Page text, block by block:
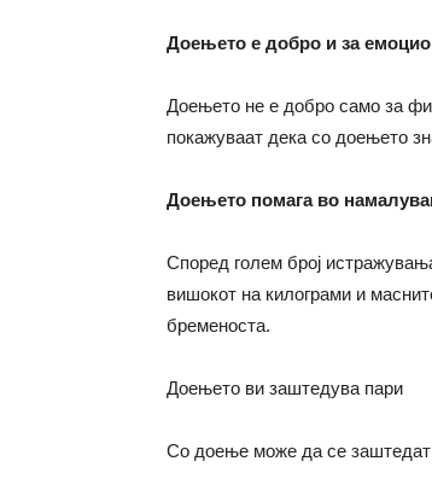
Доењето е добро и за
Доењето не е добро само за
покажуваат дека со доењето
Доењето помага во
Според голем број
вишокот на килограми и
бременоста.
Доењето ви заштедува пари
Со доење може да се заштедат